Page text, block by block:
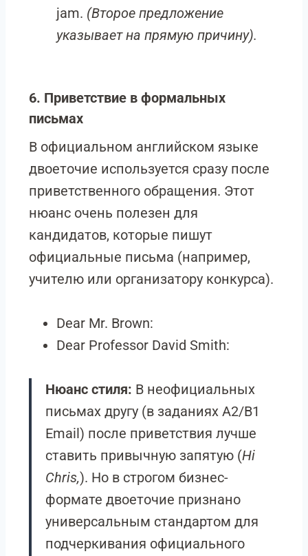
jam. (Второе предложение
указывает на прямую причину).
6. Приветствие в формальных
письмах
В официальном английском языке
двоеточие используется сразу после
приветственного обращения. Этот
нюанс очень полезен для
кандидатов, которые пишут
официальные письма (например,
учителю или организатору конкурса).
Dear Mr. Brown:
Dear Professor David Smith:
Нюанс стиля: В неофициальных
письмах другу (в заданиях A2/B1
Email) после приветствия лучше
ставить привычную запятую (Hi
Chris,). Но в строгом бизнес-
формате двоеточие признано
универсальным стандартом для
подчеркивания официального